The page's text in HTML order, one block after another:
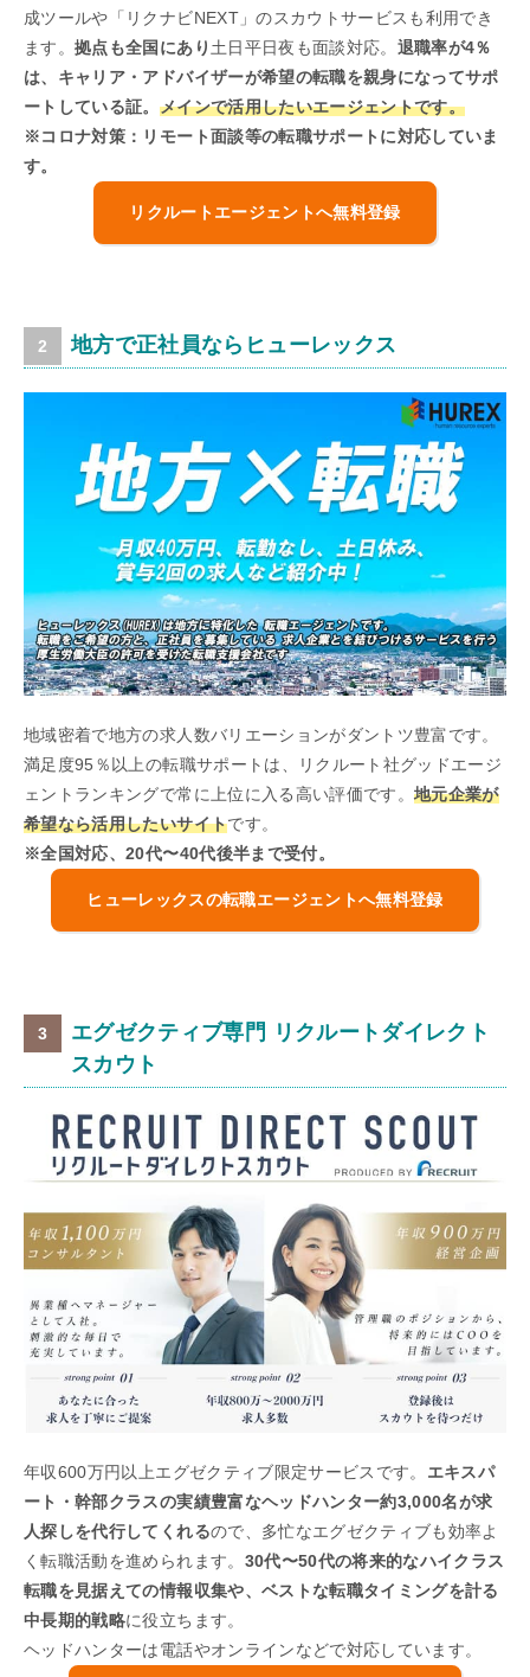
成ツールや「リクナビNEXT」のスカウトサービスも利用でき
ます。拠点も全国にあり 土日平日夜も面談対応。 退職率が4％
は、キャリア・アドバイザーが希望の転職を親身になってサポ
ートしている証。 メインで活用したいエージェントです。
※コロナ対策：リモート面談等の転職サポートに対応していま
す。
リクルートエージェントへ無料登録
地方で正社員ならヒューレックス
地域密着で地方の求人数バリエーションがダントツ豊富です。
満足度95％以上の転職サポートは、リクルート社グッドエージ
ェントランキングで常に上位に入る高い評価です。地元企業が
希望なら活用したいサイトです。
※全国対応、20代〜40代後半まで受付。
ヒューレックスの転職エージェントへ無料登録
エグゼクティブ専門 リクルートダイレクト
スカウト
年収600万円以上エグゼクティブ限定サービスです。 エキスパ
ート・幹部クラスの実績豊富なヘッドハンター約3,000名が求
人探しを代行してくれるので、多忙なエグゼクティブも効率よ
く転職活動を進められます。 30代〜50代の将来的なハイクラス
転職を見据えての情報収集や、ベストな転職タイミングを計る
中長期的戦略に役立ちます。
ヘッドハンターは電話やオンラインなどで対応しています。